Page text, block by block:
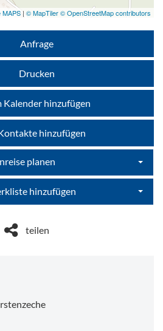
MAPS | © MapTiler © OpenStreetMap contributors
Anfrage
Drucken
Kalender hinzufügen
hinzufügen
planen
hinzufügen
teilen